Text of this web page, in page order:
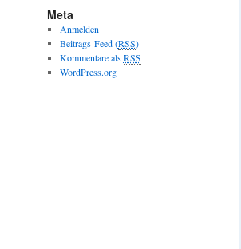
l
-
A
d
r
Meta
Anmelden
Beitrags-Feed (RSS)
Kommentare alsRSS
WordPress.org